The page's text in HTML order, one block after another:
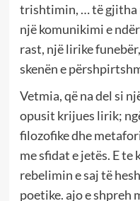
trishtimin, … të gjitha
një komunikimi e
rast, një lirike
skenën e
Vetmia, që na del si
opusit krijues lirik;
filozofike dhe
me sfidat e jetës. E
rebelimin e saj të
poetike. ajo e shpreh